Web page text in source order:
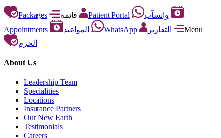
Packages Patient Portal
واتسآب
Appointments
المواعيد WhatsApp التقارير
Menu
الحزم
About Us
Leadership Team
Specialities
Locations
Insurance Partners
Our New Earth
Testimonials
Careers